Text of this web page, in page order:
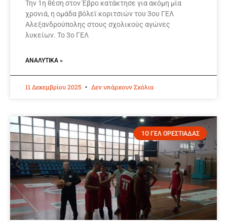
Την 1η θέση στον Έβρο κατάκτησε για ακόμη μία
χρονιά, η ομάδα βόλεϊ κοριτσιών του 3ου ΓΕΛ
Αλεξανδρούπολης στους σχολικούς αγώνες
λυκείων. Το 3ο ΓΕΛ
ΑΝΑΛΥΤΙΚΆ »
11 Δεκεμβρίου 2025 Δεν υπάρχουν Σχόλια
1Ο ΓΕΛ ΟΡΕΣΤΙΑΔΑΣ